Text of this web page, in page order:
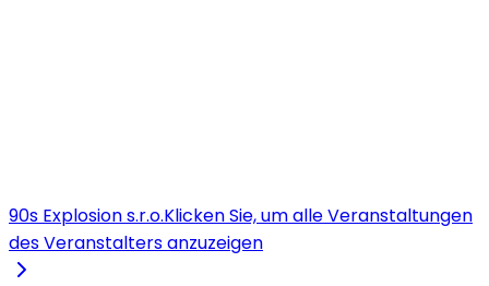
90s Explosion s.r.o.Klicken Sie, um alle Veranstaltungen
des Veranstalters anzuzeigen